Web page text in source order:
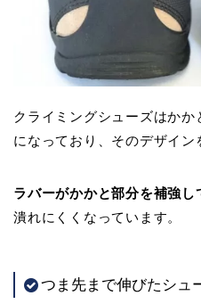
クライミングシューズはかか
になっており、そのデザイン
ラバーがかかと部分を補強し
潰れにくくなっています。
つま先まで伸びたシュ